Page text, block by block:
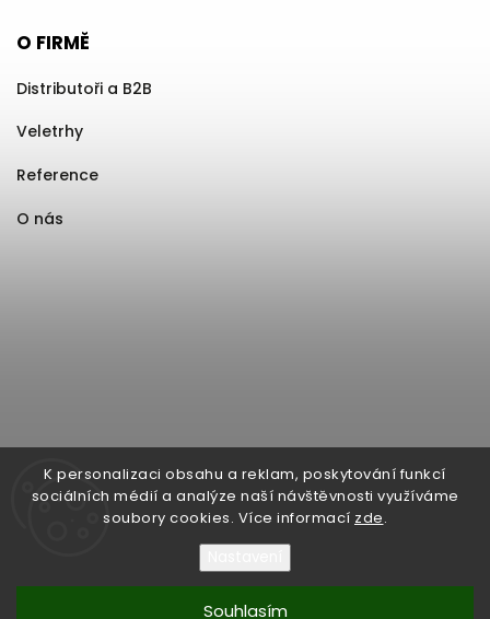
K personalizaci obsahu a reklam, poskytování funkcí
sociálních médií a analýze naší návštěvnosti využíváme
soubory cookies. Více informací zde.
Souhlasím
O FIRMĚ
Distributoři a B2B
Veletrhy
Reference
O nás